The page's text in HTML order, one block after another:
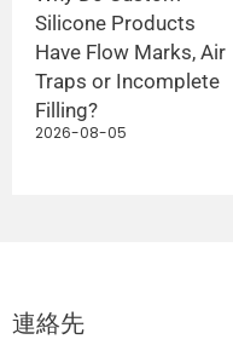
Silicone Products
Have Flow Marks, Air
Traps or Incomplete
Filling?
2026-08-05
連絡先